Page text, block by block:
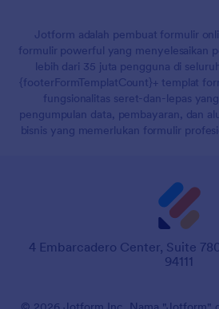
Jotform adalah pembuat formulir
formulir powerful yang menyelesaikan
lebih dari 35 juta pengguna di
{footerFormTemplatCount}+ templat
fungsionalitas seret-dan-lepas
pengumpulan data, pembayaran, dan
bisnis yang memerlukan formulir
4 Embarcadero Center, Suite
94111